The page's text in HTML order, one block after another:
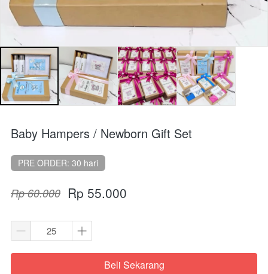
Baby Hampers / Newborn Gift Set
PRE ORDER: 30 hari
Rp 60.000 Rp 55.000
`Beli Sekarang